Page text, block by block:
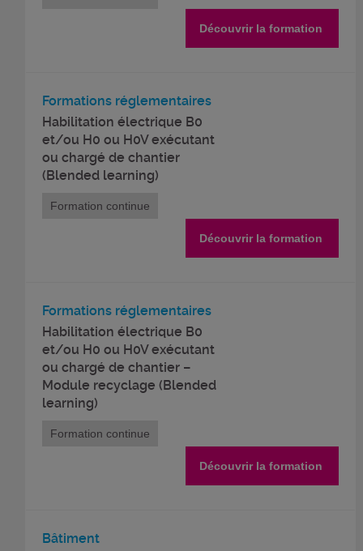
Découvrir la formation
Formations réglementaires
Habilitation électrique B0
et/ou H0 ou H0V exécutant
ou chargé de chantier
(Blended learning)
Formation continue
Découvrir la formation
Formations réglementaires
Habilitation électrique B0
et/ou H0 ou H0V exécutant
ou chargé de chantier –
Module recyclage (Blended
learning)
Formation continue
Découvrir la formation
Bâtiment